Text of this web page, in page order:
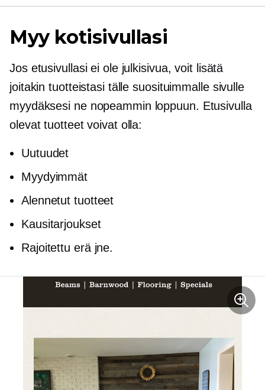
Myy kotisivullasi
Jos etusivullasi ei ole julkisivua, voit lisätä
joitakin tuotteistasi tälle suosituimmalle sivulle
myydäksesi ne nopeammin loppuun. Etusivulla
olevat tuotteet voivat olla:
Uutuudet
Myydyimmät
Alennetut tuotteet
Kausitarjoukset
Rajoitettu erä jne.